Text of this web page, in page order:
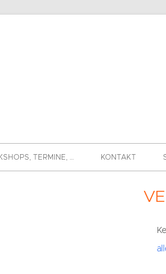
TERMINE, … KONTAKT